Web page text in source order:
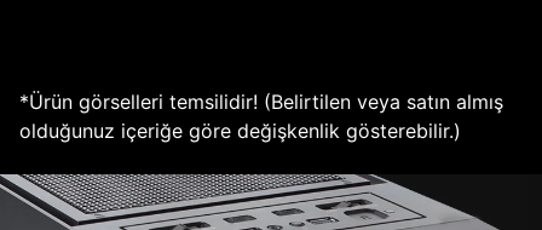
*Ürün görselleri temsilidir! (Belirtilen veya satın almış
olduğunuz içeriğe göre değişkenlik gösterebilir.)